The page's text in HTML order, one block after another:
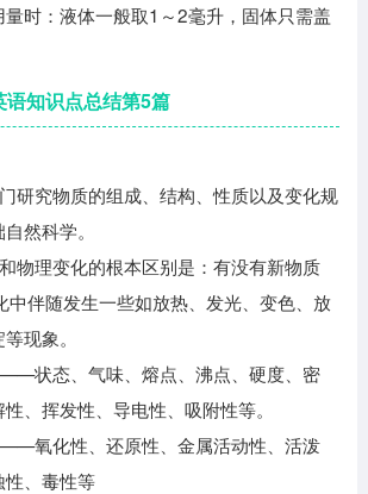
时：液体一般取1～2毫升，固体只需盖
语知识点总结第5篇
究物质的组成、结构、性质以及变化规
然科学。
理变化的根本区别是：有没有新物质
中伴随发生一些如放热、发光、变色、放
现象。
态、气味、熔点、沸点、硬度、密
、挥发性、导电性、吸附性等。
化性、还原性、金属活动性、活泼
、毒性等